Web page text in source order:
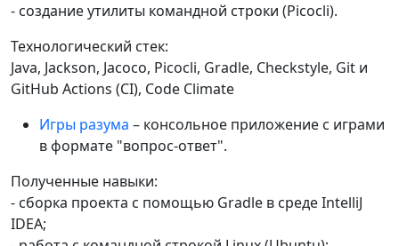
- создание утилиты командной строки (Picocli).
Технологический стек:
Java, Jackson, Jacoco, Picocli, Gradle, Checkstyle, Git и
GitHub Actions (CI), Code Climate
Игры разума – консольное приложение с играми
в формате "вопрос-ответ".
Полученные навыки:
- cборка проекта с помощью Gradle в среде IntelliJ
IDEA;